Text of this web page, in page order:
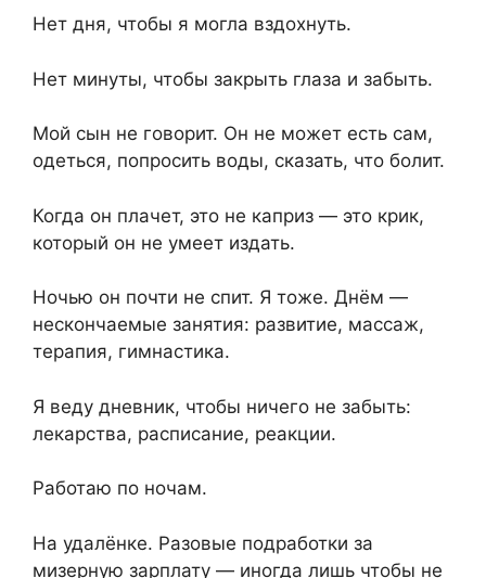
Нет дня, чтобы я могла вздохнуть.
Нет минуты, чтобы закрыть глаза и забыть.
Мой сын не говорит. Он не может есть сам,
одеться, попросить воды, сказать, что болит.
Когда он плачет, это не каприз — это крик,
который он не умеет издать.
Ночью он почти не спит. Я тоже. Днём —
нескончаемые занятия: развитие, массаж,
терапия, гимнастика.
Я веду дневник, чтобы ничего не забыть:
лекарства, расписание, реакции.
Работаю по ночам.
На удалёнке. Разовые подработки за
мизерную зарплату — иногда лишь чтобы не